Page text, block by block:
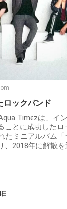
ロックバンド
Timezは、イ
ことに成功したロ
たミニアルバム「
、2018年に解散を